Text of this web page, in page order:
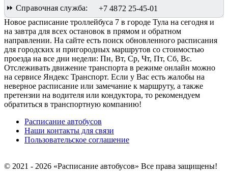
⏩ Справочная служба:
+7 4872 25-45-01
Новое расписание троллейбуса 7 в городе Тула на сегодня и
на завтра для всех остановок в прямом и обратном
направлении. На сайте есть поиск обновленного расписания
для городских и пригородных маршрутов со стоимостью
проезда на все дни недели: Пн, Вт, Ср, Чт, Пт, Сб, Вс.
Отслеживать движение транспорта в режиме онлайн можно
на сервисе Яндекс Транспорт. Если у Вас есть жалобы на
неверное расписание или замечание к маршруту, а также
претензии на водителя или кондуктора, то рекомендуем
обратиться в транспортную компанию!
Расписание автобусов
Наши контакты для связи
Пользовательское соглашение
© 2021 - 2026 «Расписание автобусов» Все права защищены!